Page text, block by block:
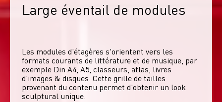
Large éventail de modules
Les modules d'étagères s'orientent vers les
formats courants de littérature et de musique, par
exemple Din A4, A5, classeurs, atlas, livres
d'images & disques. Cette grille de tailles
provenant du contenu permet d'obtenir un look
sculptural unique.